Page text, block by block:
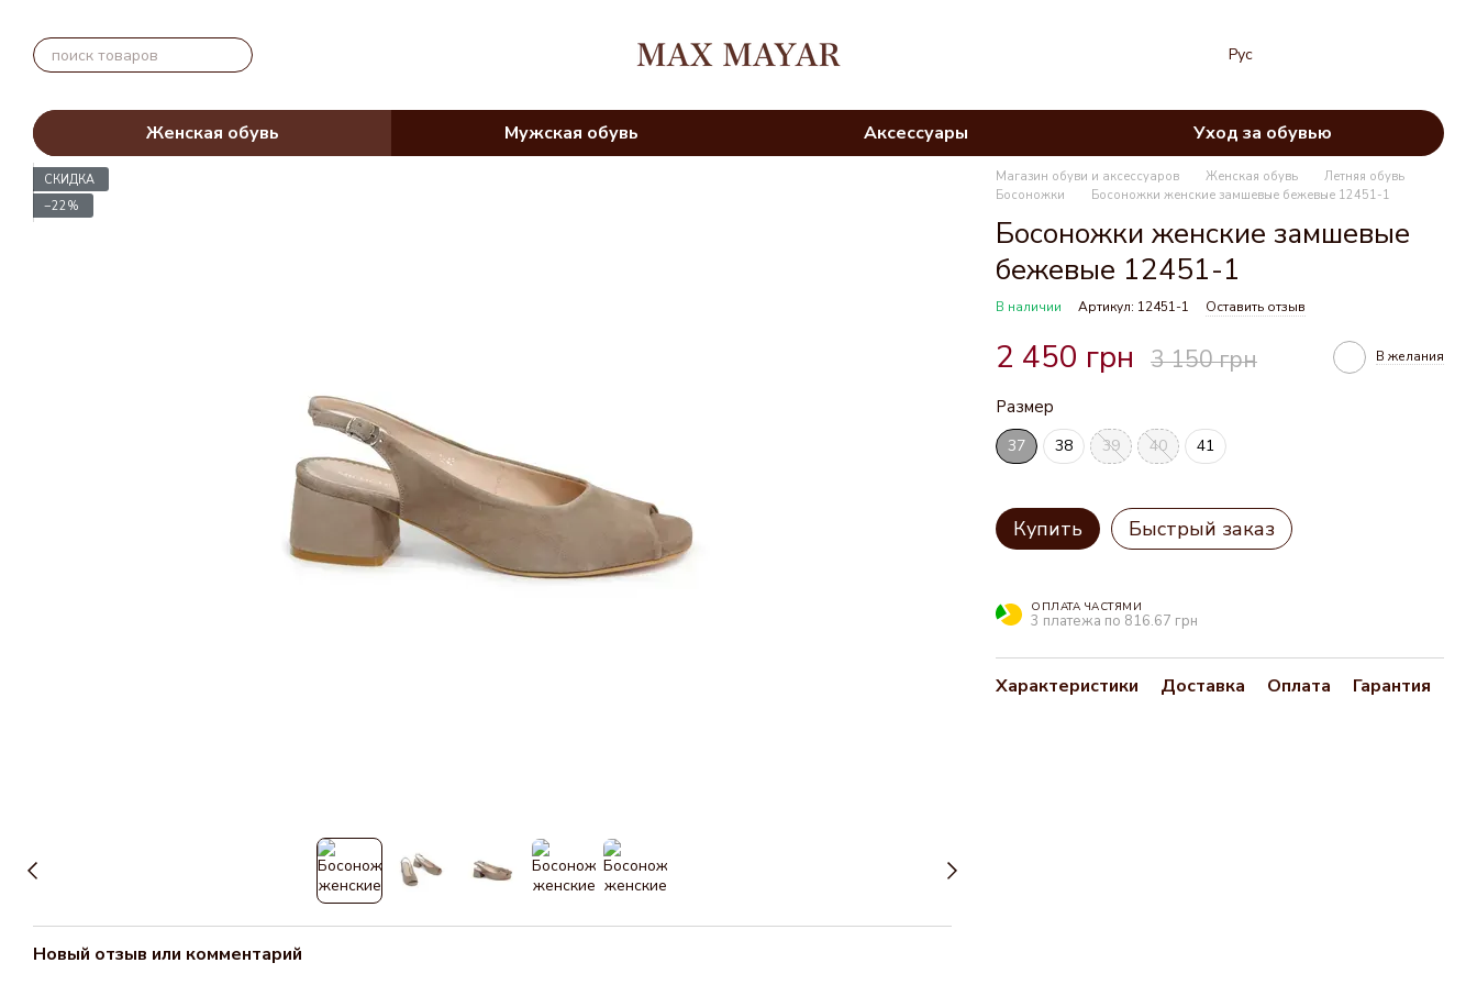
Рус
Женская обувь Мужская обувь Аксессуары Уход за обувью
СКИДКА
−22%
Новый отзыв или комментарий
Магазин обуви и аксессуаров Женская обувь
Летняя обувь
Босоножки
Босоножки женские замшевые бежевые 12451-1
Босоножки женские замшевые
бежевые 12451-1
В наличии Артикул: 12451-1 Оставить отзыв
2 450 грн 3 150 грн В желания
Размер
37 38 39 40 41
Купить Быстрый заказ
ОПЛАТА ЧАСТЯМИ
3 платежа по 816.67 грн
Характеристики Доставка Оплата Гарантия